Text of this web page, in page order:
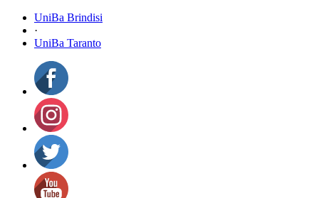
UniBa Brindisi
·
UniBa Taranto